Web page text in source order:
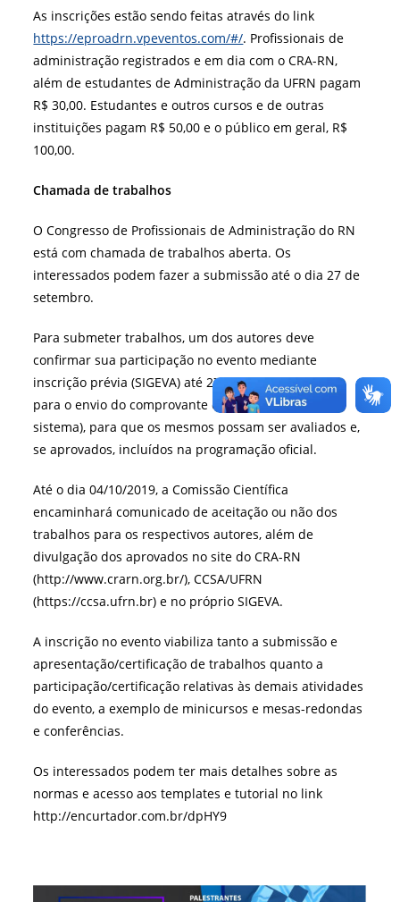
As inscrições estão sendo feitas através do link
https://eproadrn.vpeventos.com/#/. Profissionais de
administração registrados e em dia com o CRA-RN,
além de estudantes de Administração da UFRN pagam
R$ 30,00. Estudantes e outros cursos e de outras
instituições pagam R$ 50,00 e o público em geral, R$
100,00.
Chamada de trabalhos
O Congresso de Profissionais de Administração do RN
está com chamada de trabalhos aberta. Os
interessados podem fazer a submissão até o dia 27 de
setembro.
Para submeter trabalhos, um dos autores deve
confirmar sua participação no evento mediante
inscrição prévia (SIGEVA) até 27/09/2019 (data limite
para o envio do comprovante de pagamento via
sistema), para que os mesmos possam ser avaliados e,
se aprovados, incluídos na programação oficial.
Até o dia 04/10/2019, a Comissão Científica
encaminhará comunicado de aceitação ou não dos
trabalhos para os respectivos autores, além de
divulgação dos aprovados no site do CRA-RN
(http://www.crarn.org.br/), CCSA/UFRN
(https://ccsa.ufrn.br) e no próprio SIGEVA.
A inscrição no evento viabiliza tanto a submissão e
apresentação/certificação de trabalhos quanto a
participação/certificação relativas às demais atividades
do evento, a exemplo de minicursos e mesas-redondas
e conferências.
Os interessados podem ter mais detalhes sobre as
normas e acesso aos templates e tutorial no link
http://encurtador.com.br/dpHY9